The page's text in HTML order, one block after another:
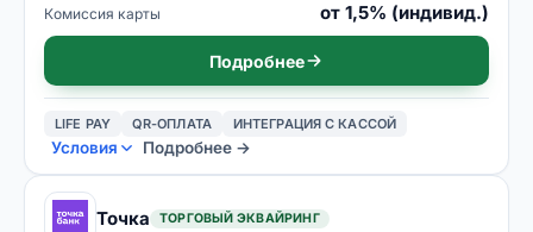
Комиссия карты от 1,5% (индивид.)
Подробнее
LIFE PAY QR-ОПЛАТА ИНТЕГРАЦИЯ С КАССОЙ
Условия Подробнее →
Точка ТОРГОВЫЙ ЭКВАЙРИНГ